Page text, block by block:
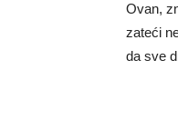
Ovan,
zateći
da sve